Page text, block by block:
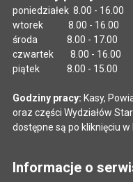
poniedziałek 8.00 - 16.00
wtorek 8.00 - 16.00
środa 8.00 - 17.00
czwartek 8.00 - 16.00
piątek 8.00 - 15.00
Godziny pracy: Kasy,
oraz części Wydziałów
dostępne są po kliknięciu w
Informacje o